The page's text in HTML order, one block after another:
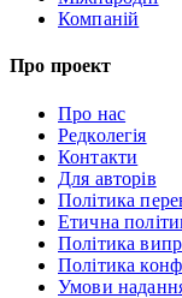
Компаній
Про проект
Про нас
Редколегія
Контакти
Для авторів
Політика
Етична
Політика
Політика
Умови